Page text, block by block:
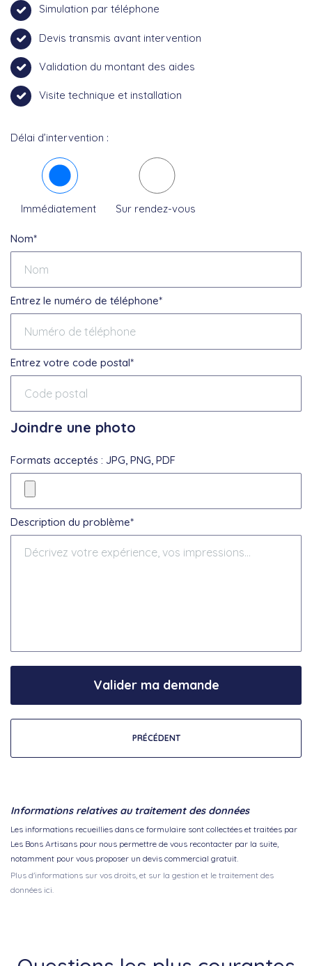
Simulation par téléphone
Devis transmis avant intervention
Validation du montant des aides
Visite technique et installation
Délai d’intervention :
Immédiatement Sur rendez-vous
Nom*
Entrez le numéro de téléphone*
Entrez votre code postal*
Joindre une photo
Formats acceptés : JPG, PNG, PDF
Description du problème*
PRÉCÉDENT
Valider ma demande
Informations relatives au traitement des données
Les informations recueillies dans ce formulaire sont collectées et traitées par
Les Bons Artisans pour nous permettre de vous recontacter par la suite,
notamment pour vous proposer un devis commercial gratuit.
Plus d'informations sur vos droits, et sur la gestion et le traitement des
données ici.